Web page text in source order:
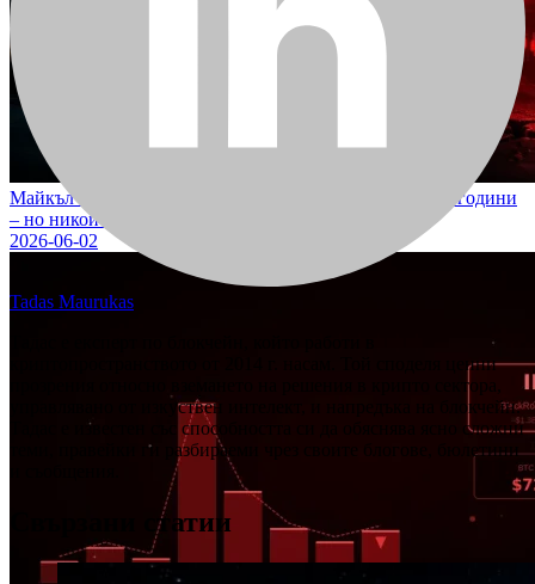
Майкъл Сейлър продаде Bitcoin за пръв път от четири години
– но никой не трябва да паникьосва
2026-06-02
Tadas Maurukas
криптопространството от 2014 г. насам. Той споделя ценни
прозрения относно вземането на решения в крипто сектора,
управлявано от изкуствен интелект, и напредъка на блокчейн.
Тадас е известен със способността си да обяснява ясно сложни
теми, правейки ги разбираеми чрез своите блогове, бюлетини
Свързани статии